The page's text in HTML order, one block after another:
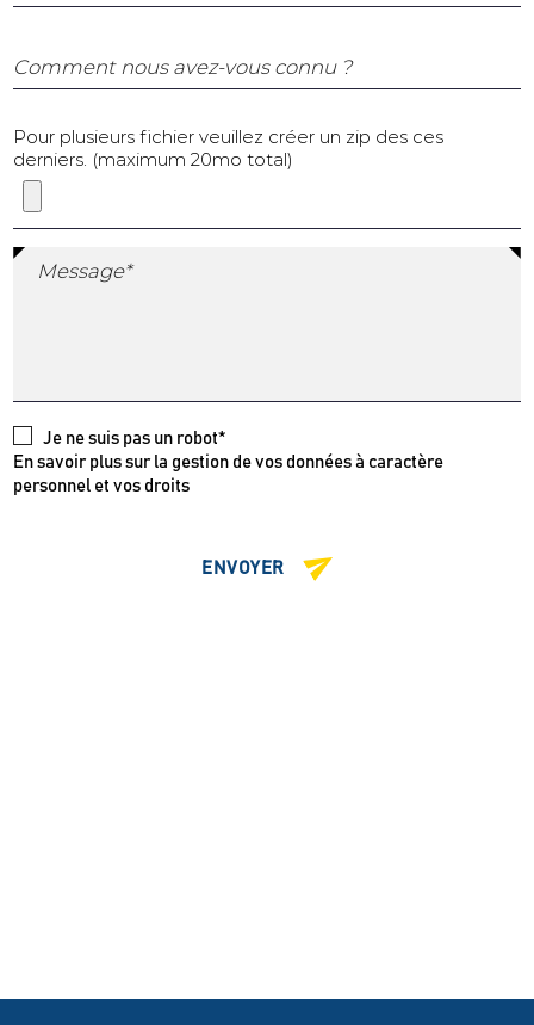
Comment nous avez-vous connu ?
Pour plusieurs fichier veuillez créer un zip des ces
derniers. (maximum 20mo total)
Message*
Je ne suis pas un robot*
En savoir plus sur la gestion de vos données à caractère
personnel et vos droits
ENVOYER